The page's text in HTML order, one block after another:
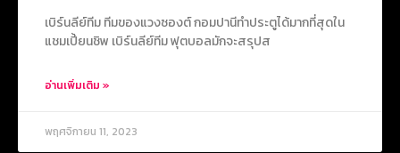
เบิร์นลีย์ทีม ทีมของแวงซองต์ กอมปานีทำประตูได้มากที่สุดใน
แชมเปี้ยนชิพ เบิร์นลีย์ทีม ฟุตบอลมักจะสรุปส
อ่านเพิ่มเติม »
พฤศจิกายน 11, 2023